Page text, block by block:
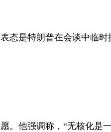
态是特朗普在会谈中临
。他强调称，“无核化是